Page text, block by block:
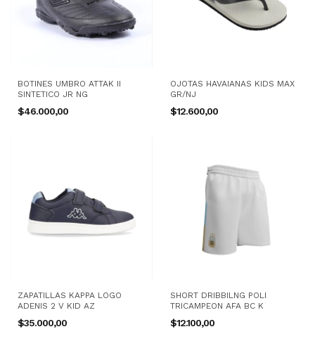
BOTINES UMBRO ATTAK II
SINTETICO JR NG
$46.000,00
OJOTAS HAVAIANAS KIDS MAX
GR/NJ
$12.600,00
ZAPATILLAS KAPPA LOGO
ADENIS 2 V KID AZ
$35.000,00
SHORT DRIBBILNG POLI
TRICAMPEON AFA BC K
$12.100,00